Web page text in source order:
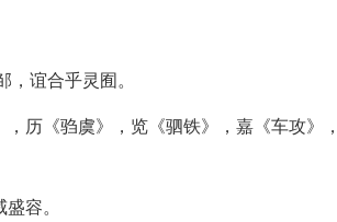
谊合乎灵囿。
历《驺虞》，览《驷铁》，嘉《车攻》
容。